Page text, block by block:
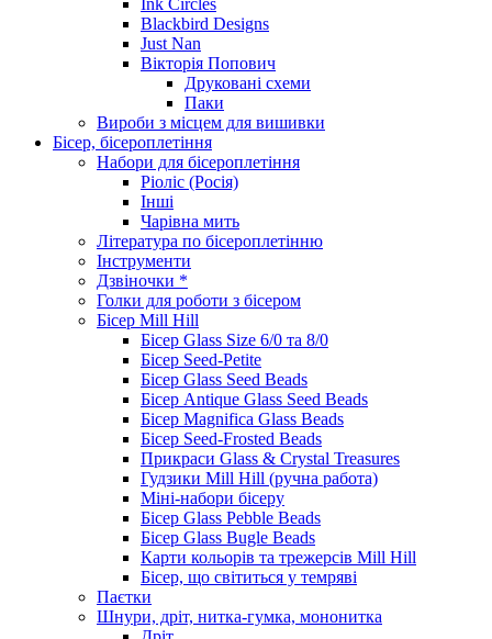
Blackbird Designs
Just Nan
Вікторія Попович
Друковані схеми
Паки
Вироби з місцем для вишивки
Бісер, бісероплетіння
Набори для бісероплетіння
Ріоліс (Росія)
Інші
Чарівна мить
Література по бісероплетінню
Інструменти
Дзвіночки *
Голки для роботи з бісером
Бісер Mill Hill
Бісер Glass Size 6/0 та 8/0
Бісер Seed-Petite
Бісер Glass Seed Beads
Бісер Antique Glass Seed Beads
Бісер Magnifica Glass Beads
Бісер Seed-Frosted Beads
Прикраси Glass & Crystal Treasures
Гудзики Mill Hill (ручна работа)
Міні-набори бісеру
Бісер Glass Pebble Beads
Бісер Glass Bugle Beads
Карти кольорів та трежерсів Mill Hill
Бісер, що світиться у темряві
Паєтки
Шнури, дріт, нитка-гумка, мононитка